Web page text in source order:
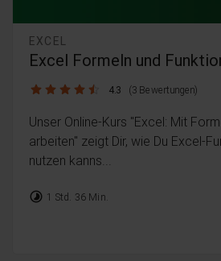
EXCEL
Excel Formeln und
4.3 / 5 4.3 (3 Bewertungen)
Unser Online-Kurs "Excel: Mit
arbeiten" zeigt Dir, wie Du Excel-
nutzen kanns...
timelapse 1 Std. 36 Min.